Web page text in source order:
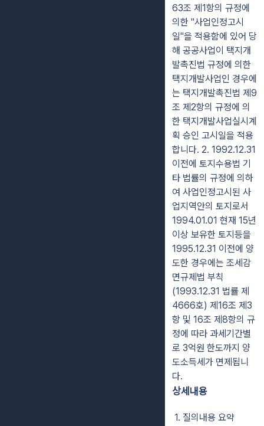
63조 제1항의 규정에
의한 "사업인정고시
일"을 적용함에 있어 당
해 공공사업이 택지개
발촉진법 규정에 의한
택지개발사업인 경우에
는 택지개발촉진법 제9
조 제2항의 규정에 의
한 택지개발사업실시계
획 승인 고시일을 적용
합니다. 2. 1992.12.31
이전에 토지수용법 기
타 법률의 규정에 의하
여 사업인정고시된 사
업지역안의 토지로서
1994.01.01 현재 15년
이상 보유한 토지등을
1995.12.31 이전에 양
도한 경우에는 조세감
면규제법 부칙
(1993.12.31 법률 제
4666호) 제16조 제3
항 및 16조 제8항의 규
정에 따라 과세기간별
로 3억원 한도까지 양
도소득세가 면제됩니
다.
상세내용
1. 질의내용 요약